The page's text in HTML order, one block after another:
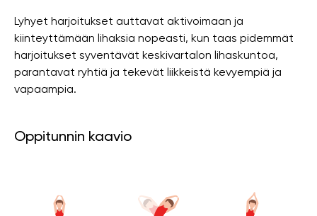
Lyhyet harjoitukset auttavat aktivoimaan ja
kiinteyttämään lihaksia nopeasti, kun taas pidemmät
harjoitukset syventävät keskivartalon lihaskuntoa,
parantavat ryhtiä ja tekevät liikkeistä kevyempiä ja
vapaampia.
Oppitunnin kaavio